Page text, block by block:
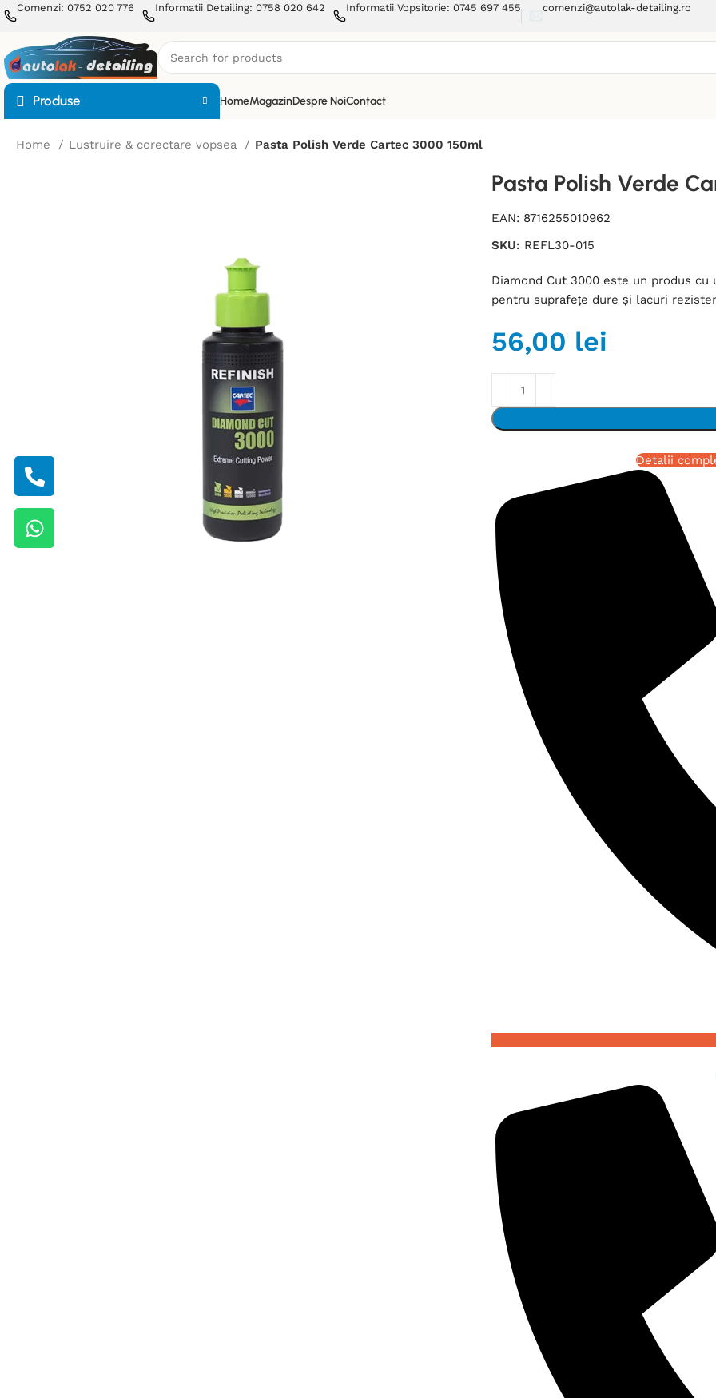
Comenzi: 0752 020 776 Informatii Detailing: 0758 020 642 Informatii Vopsitorie: 0745 697 455 comenzi@autolak-detailing.ro
Produse HomeMagazinDespre NoiContact
Home Lustruire & corectare vopsea Pasta Polish Verde Cartec 3000 150ml
Pasta Polish Verde
EAN: 8716255010962
SKU: REFL30-015
Diamond Cut 3000 este un produs
pentru suprafețe dure și lacuri
56,00 lei
Detalii